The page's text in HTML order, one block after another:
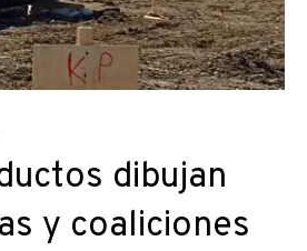
dibujan
y coaliciones